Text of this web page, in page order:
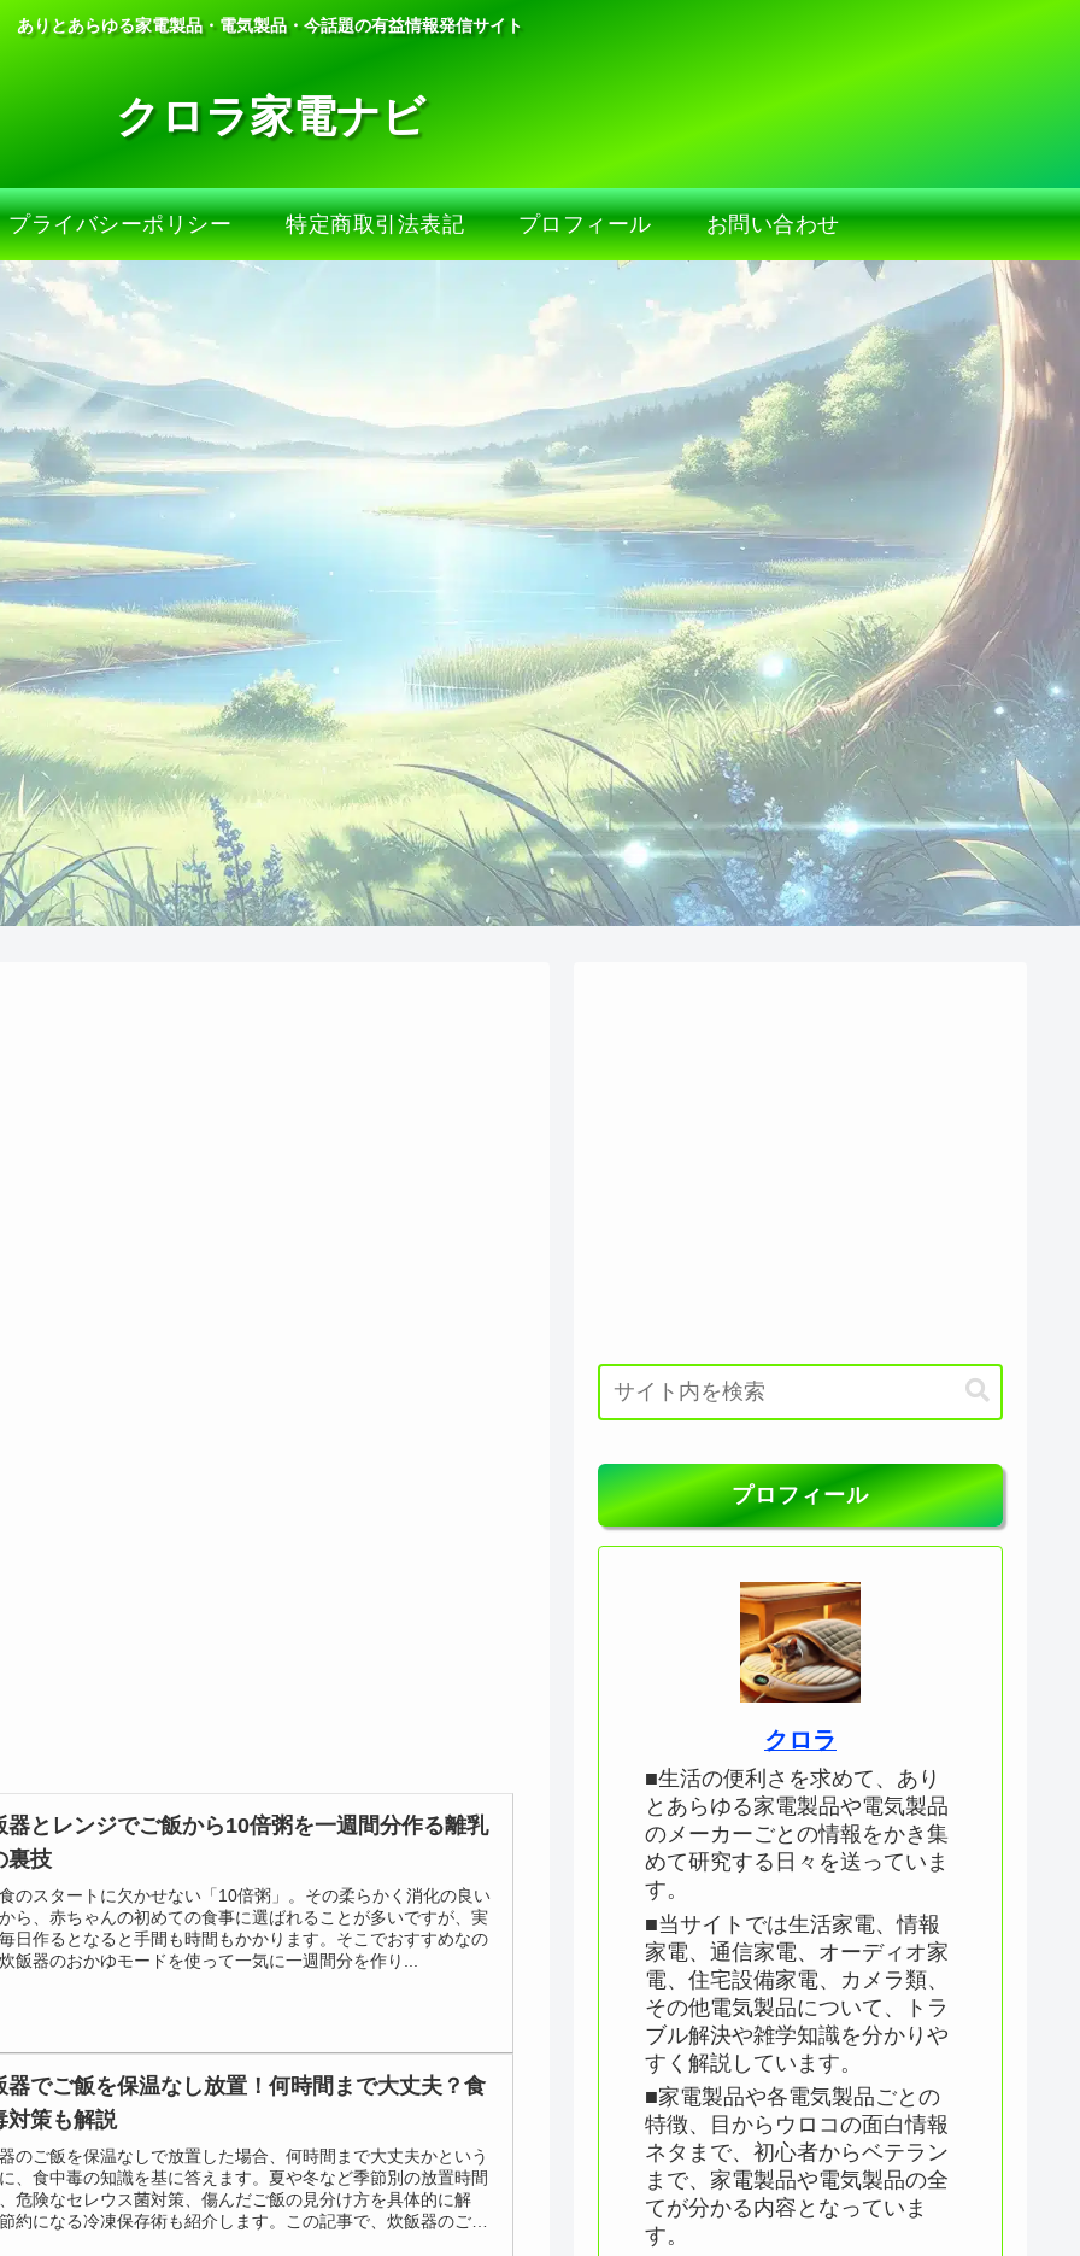
ありとあらゆる家電製品・電気製品・今話題の有益情報発信サイト
クロラ家電ナビ
プライバシーポリシー 特定商取引法表記 プロフィール お問い合わせ
器とレンジでご飯から10倍粥を一週間分作る離乳
裏技
のスタートに欠かせない「10倍粥」。その柔らかく消化の良い
ら、赤ちゃんの初めての食事に選ばれることが多いですが、実
日作るとなると手間も時間もかかります。そこでおすすめなの
飯器のおかゆモードを使って一気に一週間分を作り...
器でご飯を保温なし放置！何時間まで大丈夫？食
対策も解説
のご飯を保温なしで放置した場合、何時間まで大丈夫かという
、食中毒の知識を基に答えます。夏や冬など季節別の放置時間
危険なセレウス菌対策、傷んだご飯の見分け方を具体的に解
約になる冷凍保存術も紹介します。この記事で、炊飯器のご飯
プロフィール
クロラ
■生活の便利さを求めて、あり
とあらゆる家電製品や電気製品
のメーカーごとの情報をかき集
めて研究する日々を送っていま
す。
■当サイトでは生活家電、情報
家電、通信家電、オーディオ家
電、住宅設備家電、カメラ類、
その他電気製品について、トラ
ブル解決や雑学知識を分かりや
すく解説しています。
■家電製品や各電気製品ごとの
特徴、目からウロコの面白情報
ネタまで、初心者からベテラン
まで、家電製品や電気製品の全
てが分かる内容となっていま
す。